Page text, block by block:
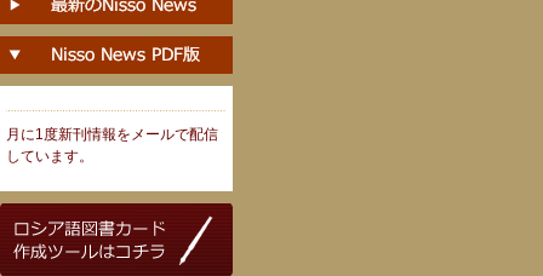
月に1度新刊情報をメールで配信
しています。